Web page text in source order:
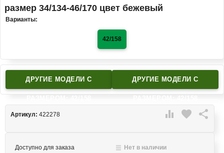
размер 34/134-46/170 цвет бежевый
Варианты:
42/158
ДРУГИЕ МОДЕЛИ C ДРУГИЕ МОДЕЛИ C
 favorite 
Артикул: 422278
Доступно для заказа
Нет в наличии